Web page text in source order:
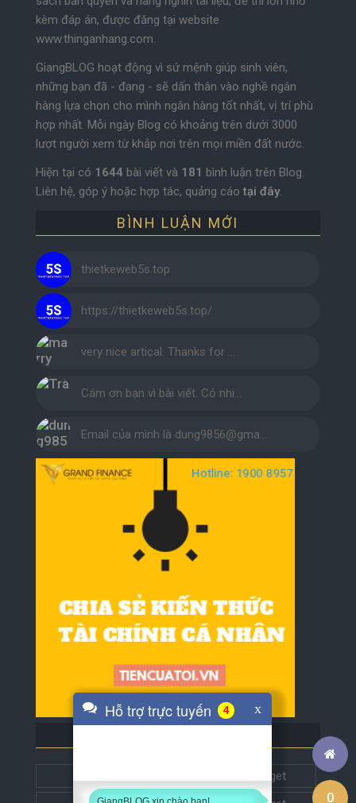
0
kèm đáp án, được đăng tại website
www.thinganhang.com.
GiangBLOG hoạt động vì sứ mệnh giúp sinh viên,
những bạn đã - đang - sẽ dấn thân vào nghề ngân
hàng lựa chọn cho mình ngân hàng tốt nhất, vị trí phù
hợp nhất. Mỗi ngày Blog có khoảng trên dưới 3000
lượt người xem từ khắp nơi trên mọi miền đất nước.
Hiện tại có 1644bài viết và 181 bình luận trên Blog.
Liên hệ, góp ý hoặc hợp tác, quảng cáotại đây.
BÌNH LUẬN MỚI
thietkeweb5s.top
https://thietkeweb5s.top/
very nice artical. Thanks for …
Cám ơn bạn vì bài viết. Có nhi…
Email của mình là dung9856@gma…
Get this widget
Hỗ trợ trực tuyến 4 x